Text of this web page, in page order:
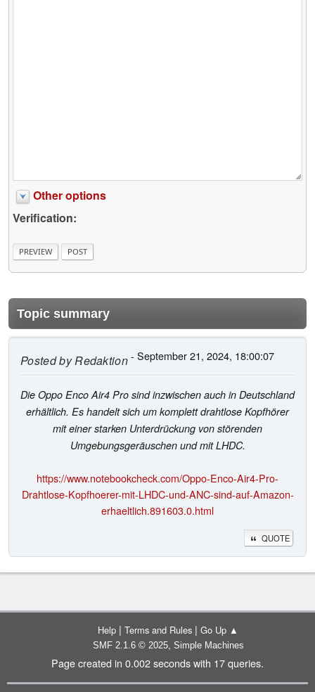
Other options
Verification:
Topic summary
Posted byRedaktion- September 21, 2024, 18:00:07
Die Oppo Enco Air4 Pro sind inzwischen auch in Deutschland
erhältlich. Es handelt sich um komplett drahtlose Kopfhörer
mit einer starken Unterdrückung von störenden
Umgebungsgeräuschen und mit LHDC.
https://www.notebookcheck.com/Oppo-Enco-Air4-Pro-
Drahtlose-Kopfhoerer-mit-LHDC-und-ANC-sind-auf-Amazon-
erhaeltlich.891603.0.html
QUOTE
Help | Terms and Rules | Go Up ▲
SMF 2.1.6 © 2025, Simple Machines
Page created in 0.002 seconds with 17 queries.